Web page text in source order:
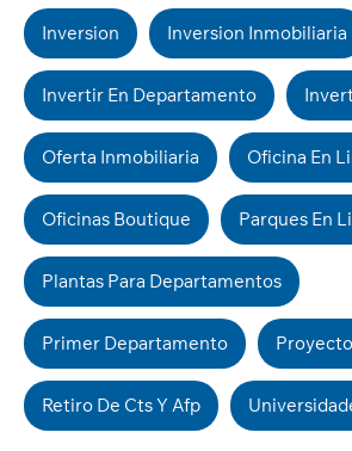
Inversion Inversion Inmobiliaria
Invertir En Departamento
Oferta Inmobiliaria Oficina En
Oficinas Boutique Parques En
Plantas Para Departamentos
Primer Departamento
Retiro De Cts Y Afp